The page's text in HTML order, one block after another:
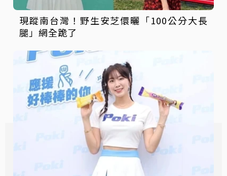
現蹤南台灣！野生安芝儇曬「100公分大長
腿」網全跪了